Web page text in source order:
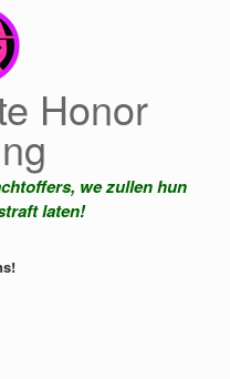
Honor
we zullen hun
laten!